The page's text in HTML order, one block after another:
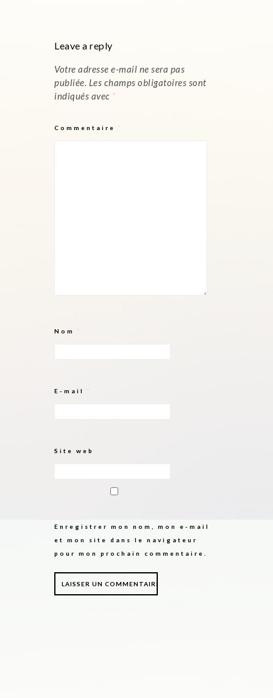
Leave a reply
Votre adresse e-mail ne sera pas
publiée. Les champs obligatoires sont
indiqués avec *
Commentaire *
Nom *
E-mail *
Site web
Enregistrer mon nom, mon e-mail
et mon site dans le navigateur
pour mon prochain commentaire.